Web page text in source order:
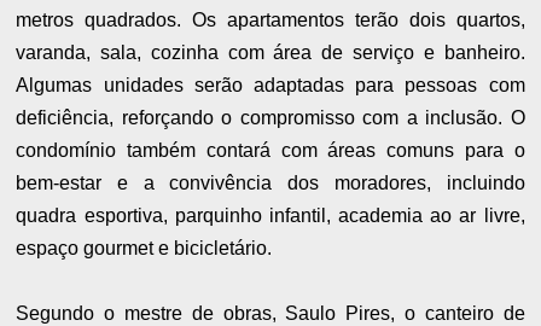
metros quadrados. Os apartamentos terão dois quartos,
varanda, sala, cozinha com área de serviço e banheiro.
Algumas unidades serão adaptadas para pessoas com
deficiência, reforçando o compromisso com a inclusão. O
condomínio também contará com áreas comuns para o
bem-estar e a convivência dos moradores, incluindo
quadra esportiva, parquinho infantil, academia ao ar livre,
espaço gourmet e bicicletário.
Segundo o mestre de obras, Saulo Pires, o canteiro de